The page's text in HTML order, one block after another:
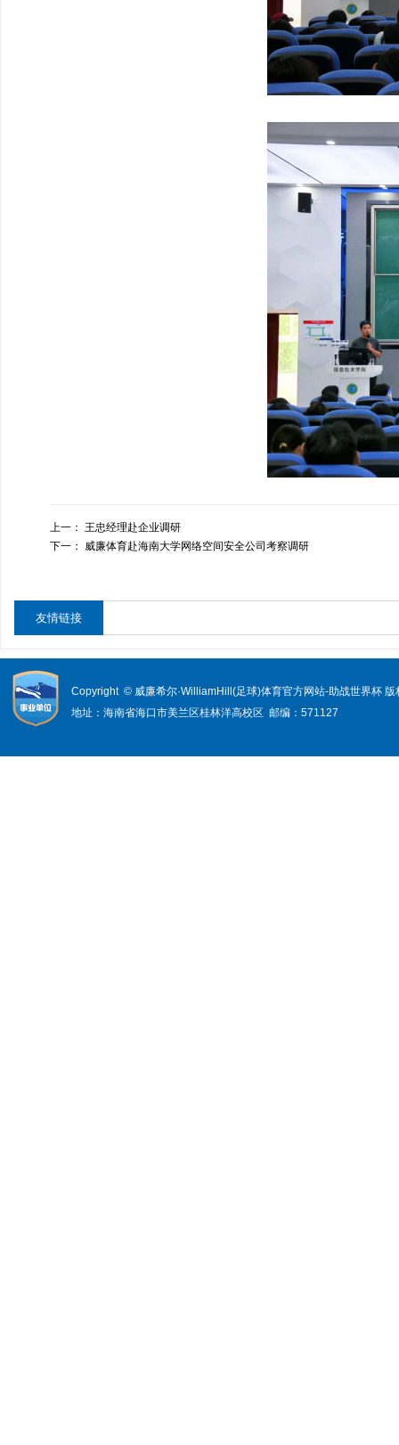
上一： 王忠经理赴企业调研
下一：
威廉体育赴海南大学网络空间安全公司考察调研
友情链接
Copyright © 威廉希尔·WilliamHill(足球)体育官方网站-助战世界杯
地址：海南省海口市美兰区桂林洋高校区 邮编：571127